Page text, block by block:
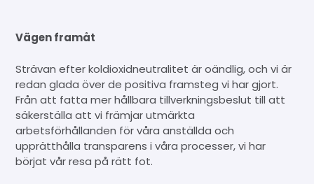
Vägen framåt
Strävan efter koldioxidneutralitet är oändlig, och vi är
redan glada över de positiva framsteg vi har gjort.
Från att fatta mer hållbara tillverkningsbeslut till att
säkerställa att vi främjar utmärkta
arbetsförhållanden för våra anställda och
upprätthålla transparens i våra processer, vi har
börjat vår resa på rätt fot.